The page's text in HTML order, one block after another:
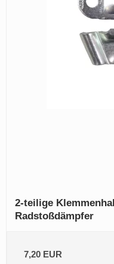
2‑teilige
Radstoßdämpfer
7,20 EUR